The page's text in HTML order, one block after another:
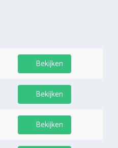
Bekijken
Bekijken
Bekijken